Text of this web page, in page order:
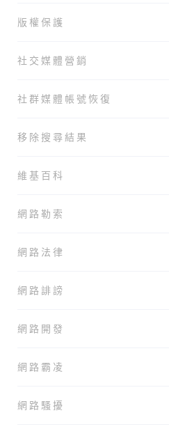
版權保護
社交媒體營銷
社群媒體帳號恢復
移除搜尋結果
維基百科
網路勒索
網路法律
網路誹謗
網路開發
網路霸凌
網路騷擾